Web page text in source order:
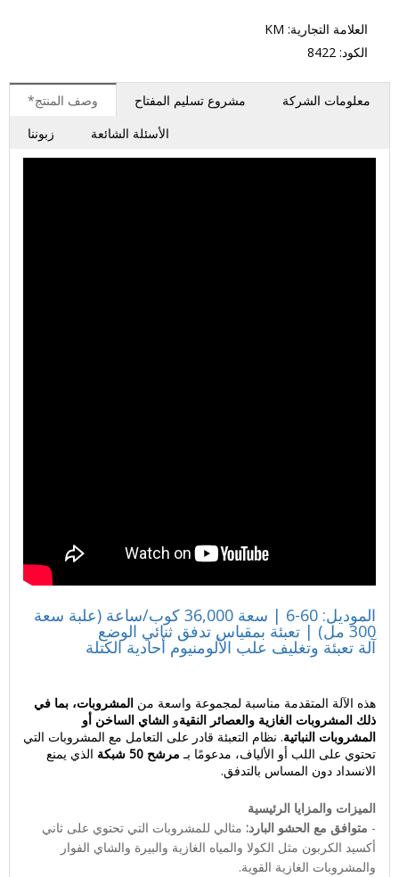
العلامة التجارية: KM
الكود: 8422
وصف المنتج* مشروع تسليم المفتاح
معلومات الشركة
زبوننا
الأسئلة الشائعة
الموديل: 60-6 | سعة 36,000 كوب/ساعة (علبة سعة
300 مل) | تعبئة بمقياس تدفق ثنائي الوضع
آلة تعبئة وتغليف علب الألومنيوم أحادية الكتلة
هذه الآلة المتقدمة مناسبة لمجموعة واسعة من المشروبات، بما في
ذلك المشروبات الغازية والعصائر النقيةو الشاي الساخن أو
المشروبات النباتية. نظام التعبئة قادر على التعامل مع المشروبات التي
تحتوي على اللب أو الألياف، مدعومًا بـ مرشح 50 شبكة
الذي يمنع
الانسداد دون المساس بالتدفق.
الميزات والمزايا الرئيسية
- متوافق مع الحشو البارد: مثالي للمشروبات التي تحتوي على ثاني
أكسيد الكربون مثل الكولا والمياه الغازية والبيرة والشاي الفوار
والمشروبات الغازية القوية.